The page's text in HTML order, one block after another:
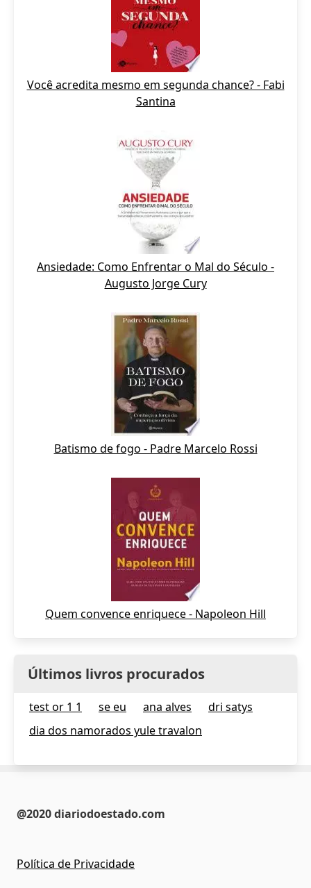
Você acredita mesmo em segunda chance? - Fabi
Santina
Ansiedade: Como Enfrentar o Mal do Século -
Augusto Jorge Cury
Batismo de fogo - Padre Marcelo Rossi
Quem convence enriquece - Napoleon Hill
Últimos livros procurados
test or 1 1 se eu ana alves
dri satys
dia dos namorados yule travalon
@2020 diariodoestado.com
Política de Privacidade